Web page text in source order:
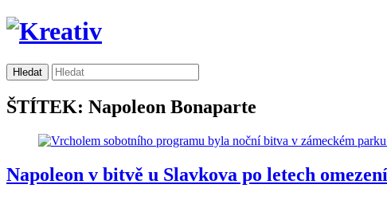
ŠTÍTEK: Napoleon Bonaparte
Napoleon v bitvě u Slavkova po letech